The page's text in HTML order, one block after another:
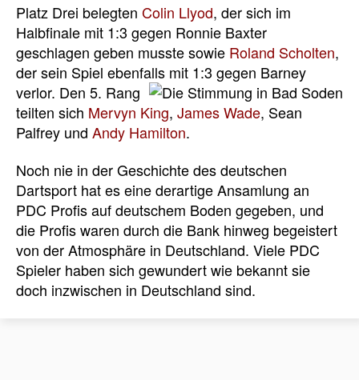
Platz Drei belegten Colin Llyod, der sich im
Halbfinale mit 1:3 gegen Ronnie Baxter
geschlagen geben musste sowie Roland Scholten,
der sein Spiel ebenfalls mit 1:3 gegen Barney
verlor. Den 5. Rang
teilten sich Mervyn King, James Wade, Sean
Palfrey und Andy Hamilton.
Noch nie in der Geschichte des deutschen
Dartsport hat es eine derartige Ansamlung an
PDC Profis auf deutschem Boden gegeben, und
die Profis waren durch die Bank hinweg begeistert
von der Atmosphäre in Deutschland. Viele PDC
Spieler haben sich gewundert wie bekannt sie
doch inzwischen in Deutschland sind.